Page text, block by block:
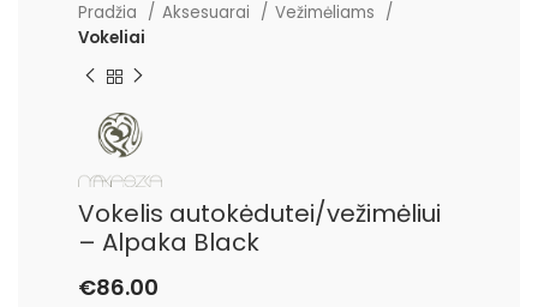
Pradžia Aksesuarai
Vežimėliams
Vokeliai
Vokelis autokėdutei/vežimėliui
– Alpaka Black
€86.00